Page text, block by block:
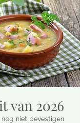
van 2026
niet bevestigen